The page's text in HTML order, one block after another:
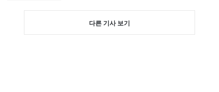
다른 기사 보기